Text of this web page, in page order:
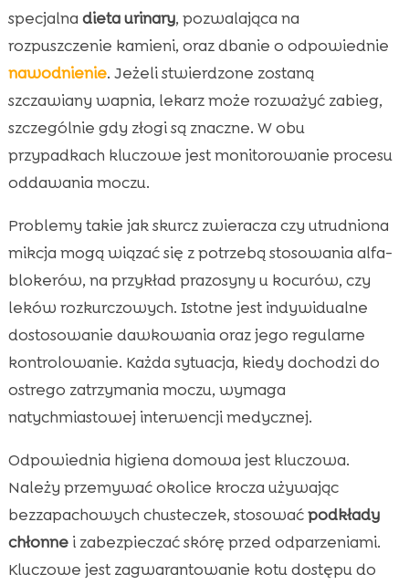
specjalna dieta urinary, pozwalająca na
rozpuszczenie kamieni, oraz dbanie o odpowiednie
nawodnienie. Jeżeli stwierdzone zostaną
szczawiany wapnia, lekarz może rozważyć zabieg,
szczególnie gdy złogi są znaczne. W obu
przypadkach kluczowe jest monitorowanie procesu
oddawania moczu.
Problemy takie jak skurcz zwieracza czy utrudniona
mikcja mogą wiązać się z potrzebą stosowania alfa-
blokerów, na przykład prazosyny u kocurów, czy
leków rozkurczowych. Istotne jest indywidualne
dostosowanie dawkowania oraz jego regularne
kontrolowanie. Każda sytuacja, kiedy dochodzi do
ostrego zatrzymania moczu, wymaga
natychmiastowej interwencji medycznej.
Odpowiednia higiena domowa jest kluczowa.
Należy przemywać okolice krocza używając
bezzapachowych chusteczek, stosowaćpodkłady
chłonnei zabezpieczać skórę przed odparzeniami.
Kluczowe jest zagwarantowanie kotu dostępu do